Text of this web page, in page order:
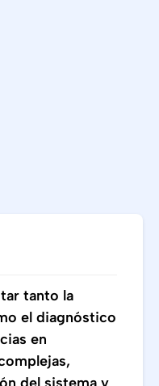
tanto la
el diagnóstico
en